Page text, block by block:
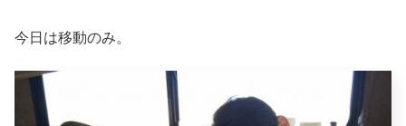
今日は移動のみ。